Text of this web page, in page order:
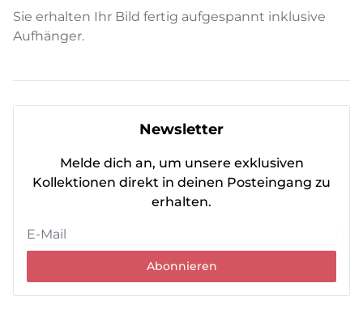
Sie erhalten Ihr Bild fertig aufgespannt inklusive
Aufhänger.
Newsletter
Melde dich an, um unsere exklusiven
Kollektionen direkt in deinen Posteingang zu
erhalten.
Abonnieren